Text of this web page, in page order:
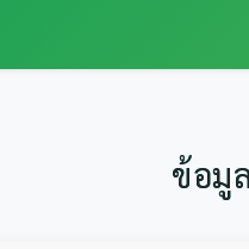
ข้อมู